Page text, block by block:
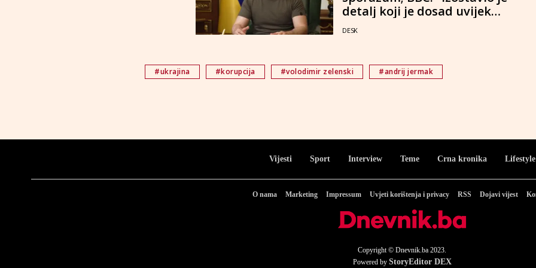
detalj koji je dosad uvijek
navodio"
DESK
#ukrajina #korupcija #volodimir zelenski #andrij jermak
Vijesti Sport Interview Teme Crna kronika Lifestyle
O nama Marketing Impressum Uvjeti korištenja i privacy RSS Dojavi vijest
Copyright © Dnevnik.ba 2023.
Powered by StoryEditor DEX